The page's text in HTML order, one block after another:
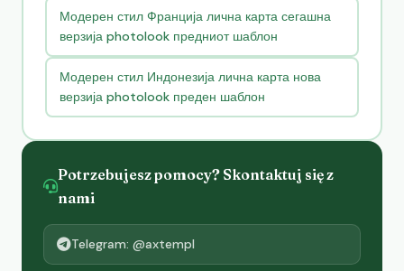
Модерен стил Франција лична карта сегашна
верзија photolook предниот шаблон
Модерен стил Индонезија лична карта нова
верзија photolook преден шаблон
Potrzebujesz pomocy? Skontaktuj się z
nami
Telegram: @axtempl